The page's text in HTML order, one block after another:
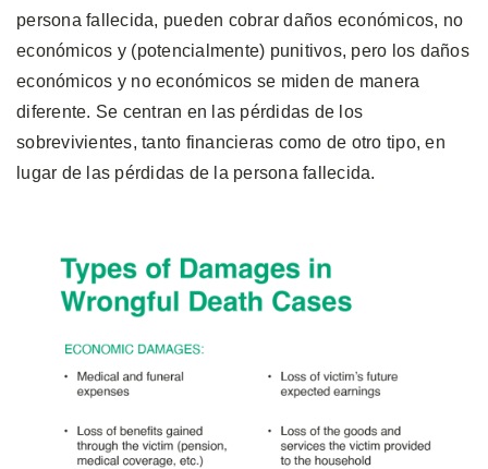
persona fallecida, pueden cobrar daños económicos, no
económicos y (potencialmente) punitivos, pero los daños
económicos y no económicos se miden de manera
diferente. Se centran en las pérdidas de los
sobrevivientes, tanto financieras como de otro tipo, en
lugar de las pérdidas de la persona fallecida.